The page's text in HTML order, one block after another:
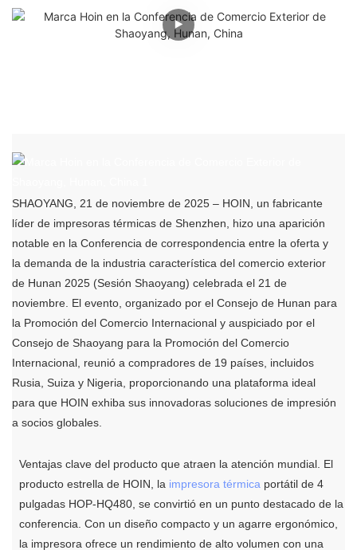
SHAOYANG, 21 de noviembre de 2025 – HOIN, un fabricante
líder de impresoras térmicas de Shenzhen, hizo una aparición
notable en la Conferencia de correspondencia entre la oferta y
la demanda de la industria característica del comercio exterior
de Hunan 2025 (Sesión Shaoyang) celebrada el 21 de
noviembre. El evento, organizado por el Consejo de Hunan para
la Promoción del Comercio Internacional y auspiciado por el
Consejo de Shaoyang para la Promoción del Comercio
Internacional, reunió a compradores de 19 países, incluidos
Rusia, Suiza y Nigeria, proporcionando una plataforma ideal
para que HOIN exhiba sus innovadoras soluciones de impresión
a socios globales.
Ventajas clave del producto que atraen la atención mundial. El
producto estrella de HOIN, la impresora térmica portátil de 4
pulgadas HOP-HQ480, se convirtió en un punto destacado de la
conferencia. Con un diseño compacto y un agarre ergonómico,
la impresora ofrece un rendimiento de alto volumen con una